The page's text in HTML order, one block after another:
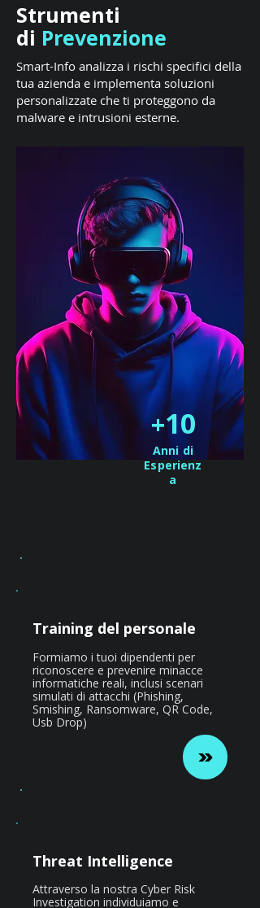
Strumenti
di Prevenzione
Smart-Info analizza i rischi specifici della
tua azienda e implementa soluzioni
personalizzate che ti proteggono da
malware e intrusioni esterne.
+10
Anni di
Esperienz
a
Training del personale
Formiamo i tuoi dipendenti per
riconoscere e prevenire minacce
informatiche reali, inclusi scenari
simulati di attacchi (Phishing,
Smishing, Ransomware, QR Code,
Usb Drop)
Threat Intelligence
Attraverso la nostra Cyber Risk
Investigation individuiamo e